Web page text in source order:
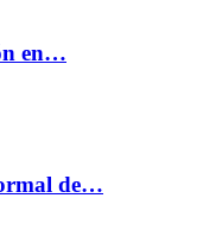
en…
de…